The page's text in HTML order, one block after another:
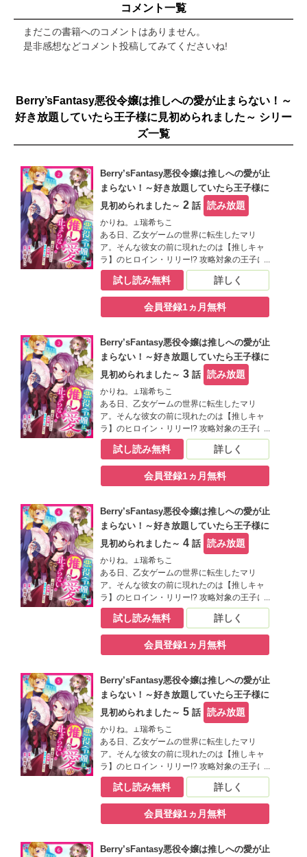
コメント一覧
まだこの書籍へのコメントはありません。
是非感想などコメント投稿してみてくださいね!
Berry’sFantasy悪役令嬢は推しへの愛が止まらない！～
好き放題していたら王子様に見初められました～ シリー
ズ一覧
Berry’sFantasy悪役令嬢は推しへの愛が止
まらない！～好き放題していたら王子様に
見初められました～ 2 話 読み放題
かりね。⊥瑞希ちこ
ある日、乙女ゲームの世界に転生したマリ
ア。そんな彼女の前に現れたのは【推しキャ
ラ】のヒロイン・リリー!? 攻略対象の王子に
は見向きもせず、前世でリリーを推していた
マリアは大興奮！ しかし、取り巻きと一緒に
リリーをいじめる悪役令嬢に転生していたこ
とが発覚――？嫌われキャラでこのままだと
つつ、リリーをいじめから守れれば、お近づ
きになれる…？」大好きな推しの笑顔を守る
為、悪役令嬢を演じ切ることにしたマリア！
しかし、リリーと結ばれるはずの王子様・ア
ルに目を付けられてしまい!?推しのリリーに
近づきたいマリアと、迫りくるアル…三つ巴
の王宮ファンタジーがここに開幕！（この作
品は電子コミック誌Berry’ｓ fantasy Vol.23に
収録されています。重複購入にご注意くださ
い)
試し読み無料 詳しく
会員登録1ヵ月無料
Berry’sFantasy悪役令嬢は推しへの愛が止
まらない！～好き放題していたら王子様に
見初められました～ 3 話 読み放題
かりね。⊥瑞希ちこ
ある日、乙女ゲームの世界に転生したマリ
ア。そんな彼女の前に現れたのは【推しキャ
ラ】のヒロイン・リリー!? 攻略対象の王子に
は見向きもせず、前世でリリーを推していた
マリアは大興奮！ しかし、取り巻きと一緒に
リリーをいじめる悪役令嬢に転生していたこ
とが発覚――？嫌われキャラでこのままだと
つつ、リリーをいじめから守れれば、お近づ
きになれる…？」大好きな推しの笑顔を守る
為、悪役令嬢を演じ切ることにしたマリア！
しかし、リリーと結ばれるはずの王子様・ア
ルに目を付けられてしまい!?推しのリリーに
近づきたいマリアと、迫りくるアル…三つ巴
の王宮ファンタジーがここに開幕！（この作
品は電子コミック誌Berry’ｓ fantasy Vol.25に
収録されています。重複購入にご注意くださ
い)
試し読み無料 詳しく
会員登録1ヵ月無料
Berry’sFantasy悪役令嬢は推しへの愛が止
まらない！～好き放題していたら王子様に
見初められました～ 4 話 読み放題
かりね。⊥瑞希ちこ
ある日、乙女ゲームの世界に転生したマリ
ア。そんな彼女の前に現れたのは【推しキャ
ラ】のヒロイン・リリー!? 攻略対象の王子に
は見向きもせず、前世でリリーを推していた
マリアは大興奮！ しかし、取り巻きと一緒に
リリーをいじめる悪役令嬢に転生していたこ
とが発覚――？嫌われキャラでこのままだと
つつ、リリーをいじめから守れれば、お近づ
きになれる…？」大好きな推しの笑顔を守る
為、悪役令嬢を演じ切ることにしたマリア！
しかし、リリーと結ばれるはずの王子様・ア
ルに目を付けられてしまい!?推しのリリーに
近づきたいマリアと、迫りくるアル…三つ巴
の王宮ファンタジーがここに開幕！（この作
品は電子コミック誌Berry’ｓ fantasy Vol.279
に収録されています。重複購入にご注意くだ
さい)
試し読み無料 詳しく
会員登録1ヵ月無料
Berry’sFantasy悪役令嬢は推しへの愛が止
まらない！～好き放題していたら王子様に
見初められました～ 5 話 読み放題
かりね。⊥瑞希ちこ
ある日、乙女ゲームの世界に転生したマリ
ア。そんな彼女の前に現れたのは【推しキャ
ラ】のヒロイン・リリー!? 攻略対象の王子に
は見向きもせず、前世でリリーを推していた
マリアは大興奮！ しかし、取り巻きと一緒に
リリーをいじめる悪役令嬢に転生していたこ
とが発覚――？嫌われキャラでこのままだと
つつ、リリーをいじめから守れれば、お近づ
試し読み無料 詳しく
会員登録1ヵ月無料
Berry’sFantasy悪役令嬢は推しへの愛が止